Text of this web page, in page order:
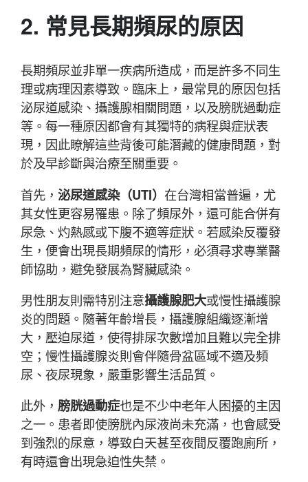
2. 常見長期頻尿的原因
長期頻尿並非單一疾病所造成，而是許多不同生
理或病理因素導致。臨床上，最常見的原因包括
泌尿道感染、攝護腺相關問題，以及膀胱過動症
等。每一種原因都會有其獨特的病程與症狀表
現，因此瞭解這些背後可能潛藏的健康問題，對
於及早診斷與治療至關重要。
首先， 泌尿道感染（UTI） 在台灣相當普遍，尤
其女性更容易罹患。除了頻尿外，還可能合併有
尿急、灼熱感或下腹不適等症狀。若感染反覆發
生，便會出現長期頻尿的情形，必須尋求專業醫
師協助，避免發展為腎臟感染。
男性朋友則需特別注意攝護腺肥大或慢性攝護腺
炎的問題。隨著年齡增長，攝護腺組織逐漸增
大，壓迫尿道，使得排尿次數增加且難以完全排
空；慢性攝護腺炎則會伴隨骨盆區域不適及頻
尿、夜尿現象，嚴重影響生活品質。
此外， 膀胱過動症也是不少中老年人困擾的主因
之一。患者即使膀胱內尿液尚未充滿，也會感受
到強烈的尿意，導致白天甚至夜間反覆跑廁所，
有時還會出現急迫性失禁。